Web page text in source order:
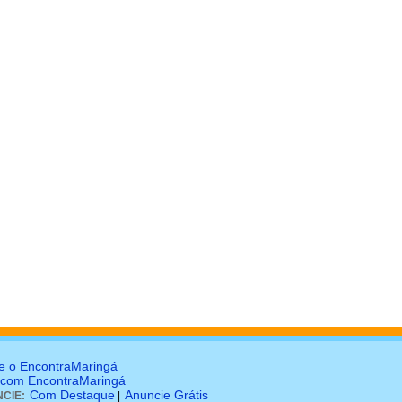
o EncontraMaringá
EncontraMaringá
Com Destaque Anuncie Grátis